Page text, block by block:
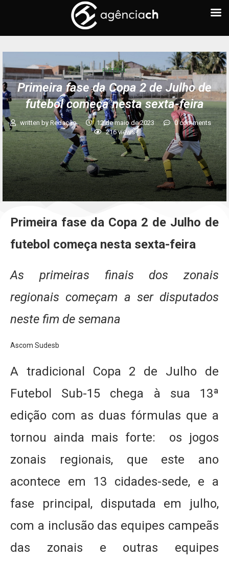
FUTEBOL
Primeira fase da Copa 2 de Julho de
futebol começa nesta sexta-feira
written byRedação 12 de maio de 2023
0 comments
216views
Primeira fase da Copa 2 de Julho de
futebol começa nesta sexta-feira
As primeiras finais dos zonais
regionais começam a ser disputados
neste fim de semana
Ascom Sudesb
A tradicional Copa 2 de Julho de
Futebol Sub-15 chega à sua 13ª
edição com as duas fórmulas que a
tornou ainda mais forte: os jogos
zonais regionais, que este ano
acontece em 13 cidades-sede, e a
fase principal, disputada em julho,
com a inclusão das equipes campeãs
das zonais e outras equipes